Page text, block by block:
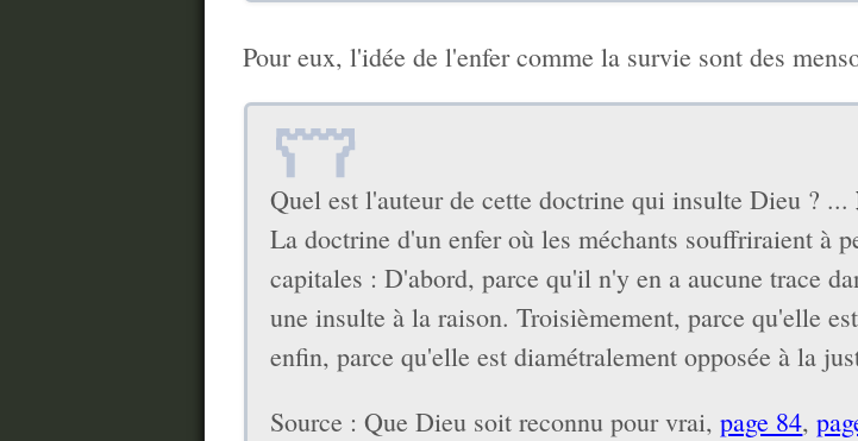
Pour eux, l'idée de l'enfer comme la survie sont des
Quel est l'auteur de cette doctrine qui insulte Dieu ? ...
La doctrine d'un enfer où les méchants souffriraient à
capitales : D'abord, parce qu'il n'y en a aucune trace
une insulte à la raison. Troisièmement, parce qu'elle
enfin, parce qu'elle est diamétralement opposée à la
Source : Que Dieu soit reconnu pour vrai,page 84,